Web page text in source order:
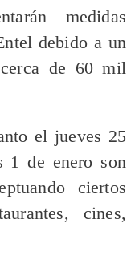
medidas
debido a un
de 60 mil
el jueves 25
1 de enero son
ciertos
cines,